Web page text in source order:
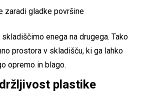
zaradi gladke površine
enega na drugega. Tako
prostora v skladišču, ki ga lahko
opremo in blago.
plastike